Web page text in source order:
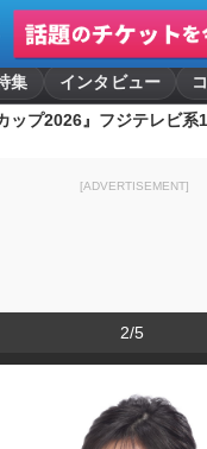
集 インタビュー
ップ2026』フジテレビ
[ADVERTISEMENT]
2/5